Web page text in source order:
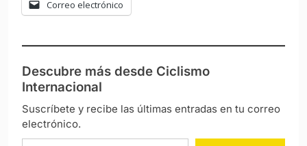
Correo electrónico
Descubre más desde Ciclismo
Internacional
Suscríbete y recibe las últimas entradas en tu correo
electrónico.
Escribe tu correo electrónico…